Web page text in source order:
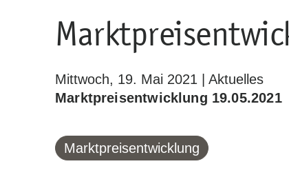
Mittwoch, 19. Mai 2021 | Aktuelles
Marktpreisentwicklung 19.05.2021
Marktpreisentwicklung